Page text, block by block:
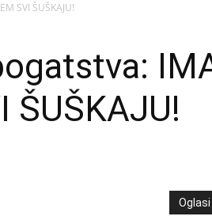
SVI ŠUŠKAJU!
ŠUŠKAJU!